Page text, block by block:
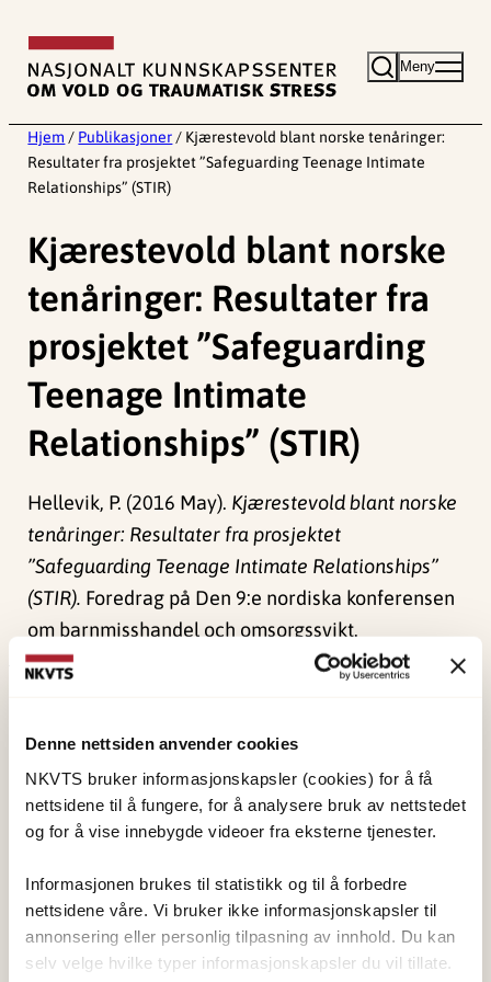
Denne nettsiden anvender cookies
NKVTS bruker informasjonskapsler (cookies) for å få
nettsidene til å fungere, for å analysere bruk av nettstedet
og for å vise innebygde videoer fra eksterne tjenester.
Informasjonen brukes til statistikk og til å forbedre
nettsidene våre. Vi bruker ikke informasjonskapsler til
annonsering eller personlig tilpasning av innhold. Du kan
selv velge hvilke typer informasjonskapsler du vil tillate.
innhold
Meny
Hjem / Publikasjoner / Kjærestevold blant norske tenåringer:
Resultater fra prosjektet ”Safeguarding Teenage Intimate
Relationships” (STIR)
Kjærestevold blant norske
tenåringer: Resultater fra
prosjektet ”Safeguarding
Teenage Intimate
Relationships” (STIR)
Hellevik, P. (2016 May). Kjærestevold blant norske
tenåringer: Resultater fra prosjektet
”Safeguarding Teenage Intimate Relationships”
(STIR). Foredrag på Den 9:e nordiska konferensen
om barnmisshandel och omsorgssvikt.
NKVTS utvikler og sprer kunnskap og kompetanse
om vold og traumatisk stress. Formålet er å bidra
til å forebygge og redusere de helsemessige og